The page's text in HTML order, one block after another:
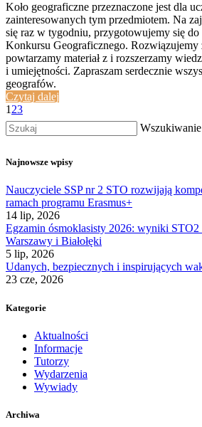
Koło geograficzne przeznaczone jest dla
zainteresowanych tym przedmiotem. Na
się raz w tygodniu, przygotowujemy się
Konkursu Geograficznego. Rozwiązujemy
powtarzamy materiał z i rozszerzamy
i umiejętności. Zapraszam serdecznie
geografów.
Czytaj dalej
1 23
Najnowsze wpisy
Nauczyciele SSP nr 2 STO rozwijają
ramach programu Erasmus+
14 lip, 2026
Egzamin ósmoklasisty 2026: wyniki STO2
Warszawy i Białołęki
5 lip, 2026
Udanych, bezpiecznych i inspirujących
23 cze, 2026
Kategorie
Aktualności
Informacje
Tutorzy
Wydarzenia
Wywiady
Archiwa